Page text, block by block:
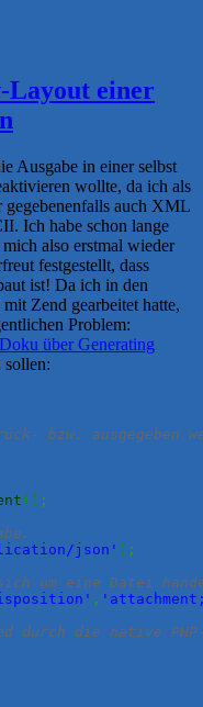
Layout einer
Ausgabe in einer selbst
wollte, da ich als
gegebenenfalls auch XML
Ich habe schon lange
also erstmal wieder
festgestellt, dass
ist! Da ich in den
Zend gearbeitet hatte,
Problem:
über Generating
sollen:
bzw. ausgegeben
( ) ;
json' ) ;
um eine Datei
,
durch die native